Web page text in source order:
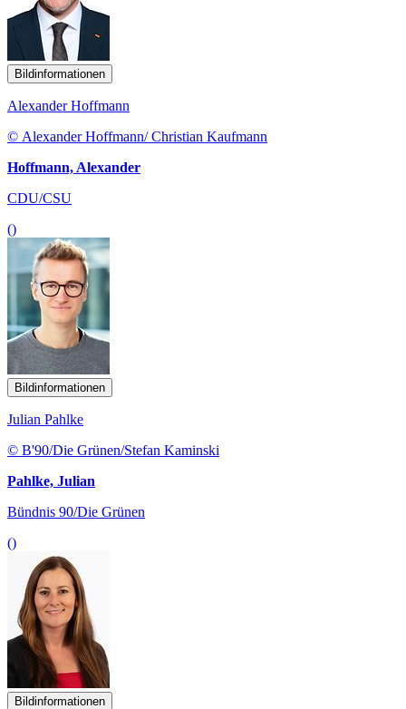
Bildinformationen
Alexander Hoffmann
© Alexander Hoffmann/ Christian Kaufmann
Hoffmann, Alexander
CDU/CSU
()
Bildinformationen
Julian Pahlke
© B'90/Die Grünen/Stefan Kaminski
Pahlke, Julian
Bündnis 90/Die Grünen
()
Bildinformationen